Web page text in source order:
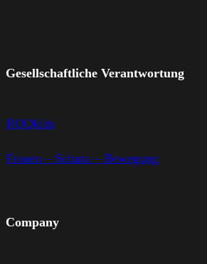
Gesellschaftliche Verantwortung
ROQkids
Frauen – Schutz – Bewegung
Company